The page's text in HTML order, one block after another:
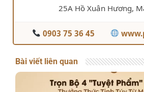
25A Hồ Xuân Hương,
0903 75 36 45
Bài viết liên quan